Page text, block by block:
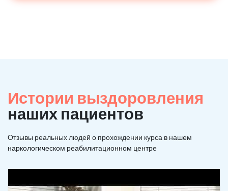
Истории выздоровления
наших пациентов
Отзывы реальных людей о прохождении курса в нашем
наркологическом реабилитационном центре